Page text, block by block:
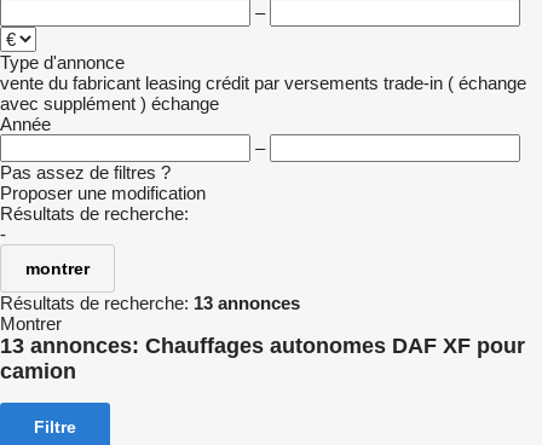
–
Type d'annonce
vente du fabricant leasing crédit par versements trade-in ( échange
avec supplément ) échange
Année
–
Pas assez de filtres ?
Proposer une modification
Résultats de recherche:
-
montrer
Résultats de recherche: 13 annonces
Montrer
13 annonces: Chauffages autonomes DAF XF pour
camion
Filtre